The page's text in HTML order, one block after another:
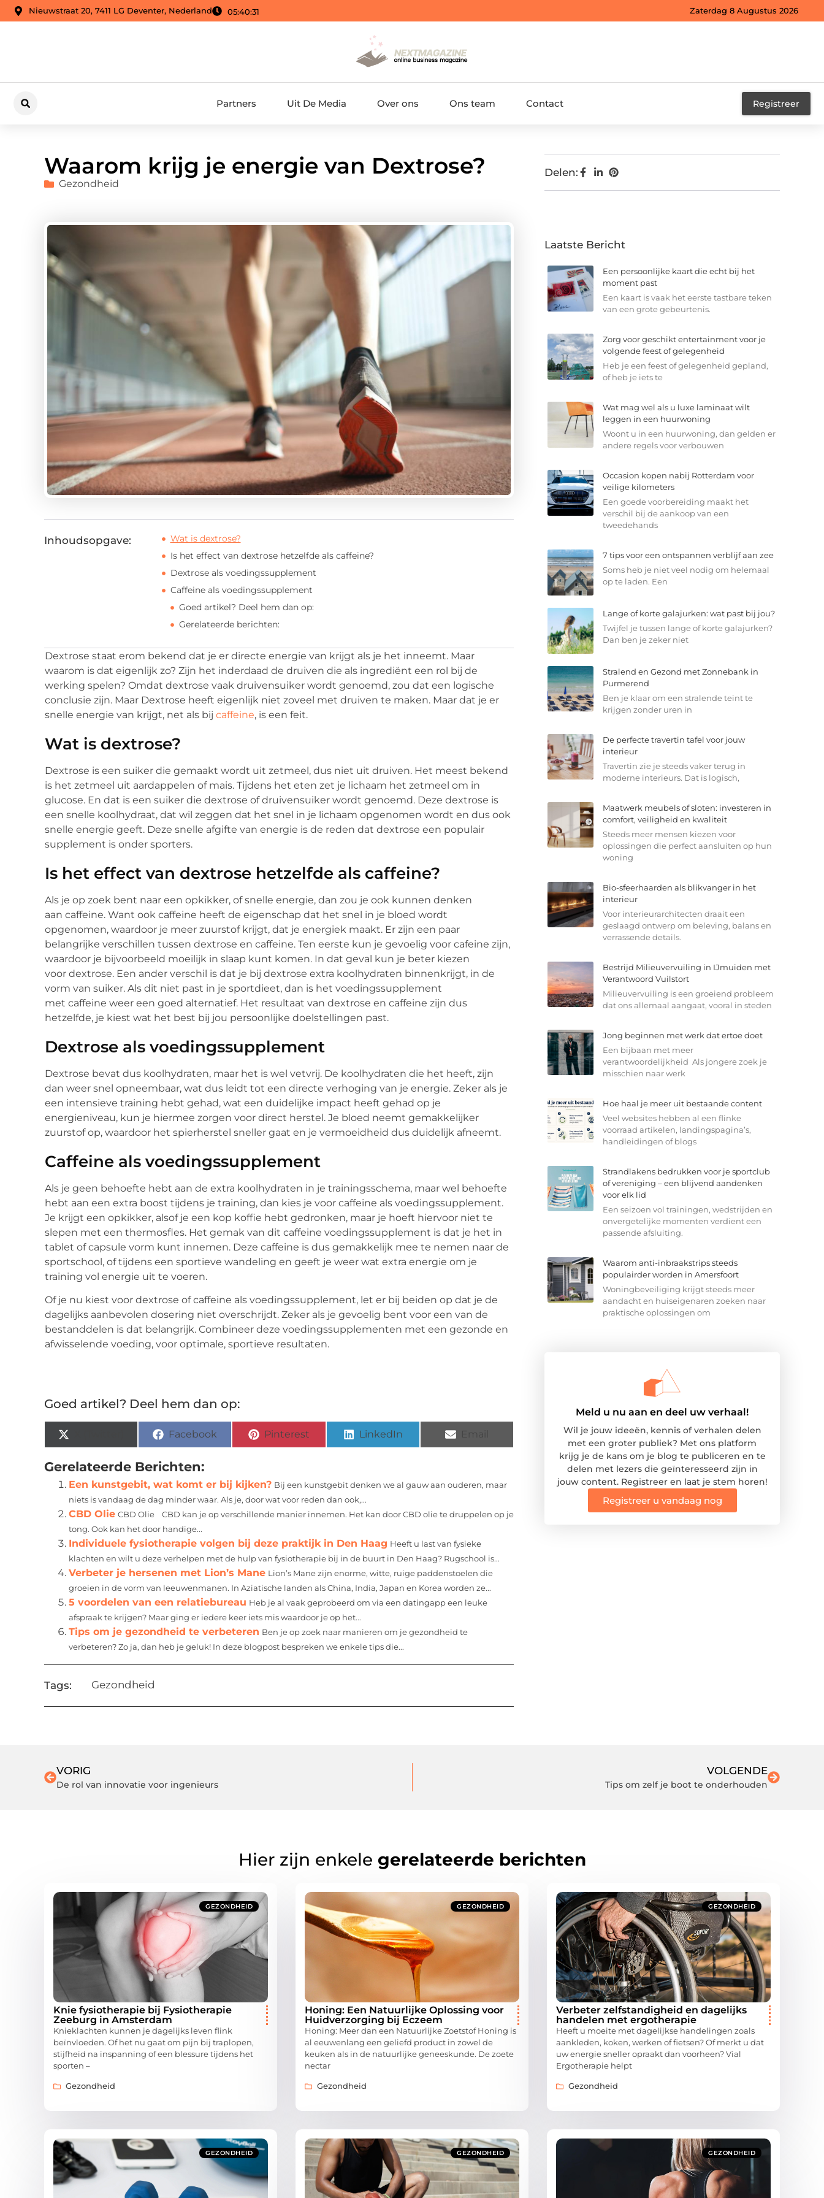
Nieuwstraat 20, 7411 LG Deventer, Nederland 05:40:32 Zaterdag 8 Augustus 2026
Partners Uit De Media Over ons Ons team Contact Registreer
Waarom krijg je energie van Dextrose?
Gezondheid
Inhoudsopgave:
Wat is dextrose?
Is het effect van dextrose hetzelfde als caffeine?
Dextrose als voedingssupplement
Caffeine als voedingssupplement
Goed artikel? Deel hem dan op:
Gerelateerde berichten:
Dextrose staat erom bekend dat je er directe energie van krijgt als je het inneemt. Maar
waarom is dat eigenlijk zo? Zijn het inderdaad de druiven die als ingrediënt een rol bij de
werking spelen? Omdat dextrose vaak druivensuiker wordt genoemd, zou dat een logische
conclusie zijn. Maar Dextrose heeft eigenlijk niet zoveel met druiven te maken. Maar dat je er
snelle energie van krijgt, net als bij caffeine, is een feit.
Wat is dextrose?
Dextrose is een suiker die gemaakt wordt uit zetmeel, dus niet uit druiven. Het meest bekend
is het zetmeel uit aardappelen of mais. Tijdens het eten zet je lichaam het zetmeel om in
glucose. En dat is een suiker die dextrose of druivensuiker wordt genoemd. Deze dextrose is
een snelle koolhydraat, dat wil zeggen dat het snel in je lichaam opgenomen wordt en dus ook
snelle energie geeft. Deze snelle afgifte van energie is de reden dat dextrose een populair
supplement is onder sporters.
Is het effect van dextrose hetzelfde als caffeine?
Als je op zoek bent naar een opkikker, of snelle energie, dan zou je ook kunnen denken
aan caffeine. Want ook caffeine heeft de eigenschap dat het snel in je bloed wordt
opgenomen, waardoor je meer zuurstof krijgt, dat je energiek maakt. Er zijn een paar
belangrijke verschillen tussen dextrose en caffeine. Ten eerste kun je gevoelig voor cafeine zijn,
waardoor je bijvoorbeeld moeilijk in slaap kunt komen. In dat geval kun je beter kiezen
voor dextrose. Een ander verschil is dat je bij dextrose extra koolhydraten binnenkrijgt, in de
vorm van suiker. Als dit niet past in je sportdieet, dan is het voedingssupplement
met caffeine weer een goed alternatief. Het resultaat van dextrose en caffeine zijn dus
hetzelfde, je kiest wat het best bij jou persoonlijke doelstellingen past.
Dextrose als voedingssupplement
Dextrose bevat dus koolhydraten, maar het is wel vetvrij. De koolhydraten die het heeft, zijn
dan weer snel opneembaar, wat dus leidt tot een directe verhoging van je energie. Zeker als je
een intensieve training hebt gehad, wat een duidelijke impact heeft gehad op je
energieniveau, kun je hiermee zorgen voor direct herstel. Je bloed neemt gemakkelijker
zuurstof op, waardoor het spierherstel sneller gaat en je vermoeidheid dus duidelijk afneemt.
Caffeine als voedingssupplement
Als je geen behoefte hebt aan de extra koolhydraten in je trainingsschema, maar wel behoefte
hebt aan een extra boost tijdens je training, dan kies je voor caffeine als voedingssupplement.
Je krijgt een opkikker, alsof je een kop koffie hebt gedronken, maar je hoeft hiervoor niet te
slepen met een thermosfles. Het gemak van dit caffeine voedingssupplement is dat je het in
tablet of capsule vorm kunt innemen. Deze caffeine is dus gemakkelijk mee te nemen naar de
sportschool, of tijdens een sportieve wandeling en geeft je weer wat extra energie om je
training vol energie uit te voeren.
Of je nu kiest voor dextrose of caffeine als voedingssupplement, let er bij beiden op dat je de
dagelijks aanbevolen dosering niet overschrijdt. Zeker als je gevoelig bent voor een van de
bestanddelen is dat belangrijk. Combineer deze voedingssupplementen met een gezonde en
afwisselende voeding, voor optimale, sportieve resultaten.
Goed artikel? Deel hem dan op:
Facebook Pinterest LinkedIn
Gerelateerde Berichten:
Een kunstgebit, wat komt er bij kijken? Bij een kunstgebit denken we al gauw aan ouderen, maar
niets is vandaag de dag minder waar. Als je, door wat voor reden dan ook,...
CBD Olie CBD Olie CBD kan je op verschillende manier innemen. Het kan door CBD olie te druppelen op je
tong. Ook kan het door handige...
Individuele fysiotherapie volgen bij deze praktijk in Den Haag Heeft u last van fysieke
klachten en wilt u deze verhelpen met de hulp van fysiotherapie bij in de buurt in Den Haag? Rugschool is...
Verbeter je hersenen met Lion’s Mane Lion’s Mane zijn enorme, witte, ruige paddenstoelen die
groeien in de vorm van leeuwenmanen. In Aziatische landen als China, India, Japan en Korea worden ze...
5 voordelen van een relatiebureau Heb je al vaak geprobeerd om via een datingapp een leuke
afspraak te krijgen? Maar ging er iedere keer iets mis waardoor je op het...
Tips om je gezondheid te verbeteren Ben je op zoek naar manieren om je gezondheid te
verbeteren? Zo ja, dan heb je geluk! In deze blogpost bespreken we enkele tips die...
Tags: Gezondheid
Delen:
Laatste Bericht
Een persoonlijke kaart die echt bij het
moment past
Een kaart is vaak het eerste tastbare teken
van een grote gebeurtenis.
Zorg voor geschikt entertainment voor je
volgende feest of gelegenheid
Heb je een feest of gelegenheid gepland,
of heb je iets te
Wat mag wel als u luxe laminaat wilt
leggen in een huurwoning
Woont u in een huurwoning, dan gelden er
andere regels voor verbouwen
Occasion kopen nabij Rotterdam voor
veilige kilometers
Een goede voorbereiding maakt het
verschil bij de aankoop van een
tweedehands
7 tips voor een ontspannen verblijf aan zee
Soms heb je niet veel nodig om helemaal
op te laden. Een
Lange of korte galajurken: wat past bij jou?
Twijfel je tussen lange of korte galajurken?
Dan ben je zeker niet
Stralend en Gezond met Zonnebank in
Purmerend
Ben je klaar om een stralende teint te
krijgen zonder uren in
De perfecte travertin tafel voor jouw
interieur
Travertin zie je steeds vaker terug in
moderne interieurs. Dat is logisch,
Maatwerk meubels of sloten: investeren in
comfort, veiligheid en kwaliteit
Steeds meer mensen kiezen voor
oplossingen die perfect aansluiten op hun
woning
Bio-sfeerhaarden als blikvanger in het
interieur
Voor interieurarchitecten draait een
geslaagd ontwerp om beleving, balans en
verrassende details.
Bestrijd Milieuvervuiling in IJmuiden met
Verantwoord Vuilstort
Milieuvervuiling is een groeiend probleem
dat ons allemaal aangaat, vooral in steden
Jong beginnen met werk dat ertoe doet
Een bijbaan met meer
verantwoordelijkheid Als jongere zoek je
misschien naar werk
Hoe haal je meer uit bestaande content
Veel websites hebben al een flinke
voorraad artikelen, landingspagina’s,
handleidingen of blogs
Strandlakens bedrukken voor je sportclub
of vereniging – een blijvend aandenken
voor elk lid
Een seizoen vol trainingen, wedstrijden en
onvergetelijke momenten verdient een
passende afsluiting.
Waarom anti-inbraakstrips steeds
populairder worden in Amersfoort
Woningbeveiliging krijgt steeds meer
aandacht en huiseigenaren zoeken naar
praktische oplossingen om
Meld u nu aan en deel uw verhaal!
Wil je jouw ideeën, kennis of verhalen delen
met een groter publiek? Met ons platform
krijg je de kans om je blog te publiceren en te
delen met lezers die geïnteresseerd zijn in
jouw content. Registreer en laat je stem horen!
Registreer u vandaag nog
VORIG
De rol van innovatie voor ingenieurs
VOLGENDE
Tips om zelf je boot te onderhouden
Hier zijn enkele gerelateerde berichten
GEZONDHEID
Knie fysiotherapie bij Fysiotherapie
Zeeburg in Amsterdam
Knieklachten kunnen je dagelijks leven flink
beïnvloeden. Of het nu gaat om pijn bij traplopen,
stijfheid na inspanning of een blessure tijdens het
sporten –
Gezondheid
GEZONDHEID
Honing: Een Natuurlijke Oplossing voor
Huidverzorging bij Eczeem
Honing: Meer dan een Natuurlijke Zoetstof Honing is
al eeuwenlang een geliefd product in zowel de
keuken als in de natuurlijke geneeskunde. De zoete
nectar
Gezondheid
GEZONDHEID
Verbeter zelfstandigheid en dagelijks
handelen met ergotherapie
Heeft u moeite met dagelijkse handelingen zoals
aankleden, koken, werken of fietsen? Of merkt u dat
uw energie sneller opraakt dan voorheen? Vial
Ergotherapie helpt
Gezondheid
GEZONDHEID GEZONDHEID GEZONDHEID